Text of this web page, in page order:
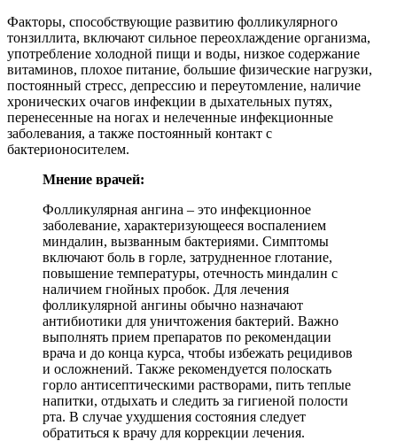
Факторы, способствующие развитию фолликулярного
тонзиллита, включают сильное переохлаждение организма,
употребление холодной пищи и воды, низкое содержание
витаминов, плохое питание, большие физические нагрузки,
постоянный стресс, депрессию и переутомление, наличие
хронических очагов инфекции в дыхательных путях,
перенесенные на ногах и нелеченные инфекционные
заболевания, а также постоянный контакт с
бактерионосителем.
Мнение врачей:
Фолликулярная ангина – это инфекционное
заболевание, характеризующееся воспалением
миндалин, вызванным бактериями. Симптомы
включают боль в горле, затрудненное глотание,
повышение температуры, отечность миндалин с
наличием гнойных пробок. Для лечения
фолликулярной ангины обычно назначают
антибиотики для уничтожения бактерий. Важно
выполнять прием препаратов по рекомендации
врача и до конца курса, чтобы избежать рецидивов
и осложнений. Также рекомендуется полоскать
горло антисептическими растворами, пить теплые
напитки, отдыхать и следить за гигиеной полости
рта. В случае ухудшения состояния следует
обратиться к врачу для коррекции лечения.